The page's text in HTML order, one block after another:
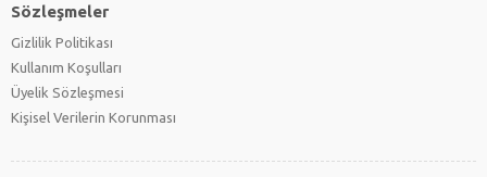
Sözleşmeler
Gizlilik Politikası
Kullanım Koşulları
Üyelik Sözleşmesi
Kişisel Verilerin Korunması